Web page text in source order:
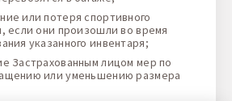
или потеря спортивного
если они произошли во время
указанного инвентаря;
Застрахованным лицом мер по
или уменьшению размера